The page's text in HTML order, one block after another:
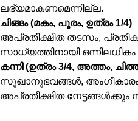
ലഭ്യമാകണമെന്നില്ല.
ചിങ്ങം (മകം, പൂരം, ഉത്രം 1/4)
അപ്രതീക്ഷിത തടസം,
സാധ്യത്തിനായി
കന്നി (ഉത്രം 3/4, അത്തം,
സുഖാനുഭവങ്ങള്‍, അംഗീകാരം,
അപ്രതീക്ഷിത